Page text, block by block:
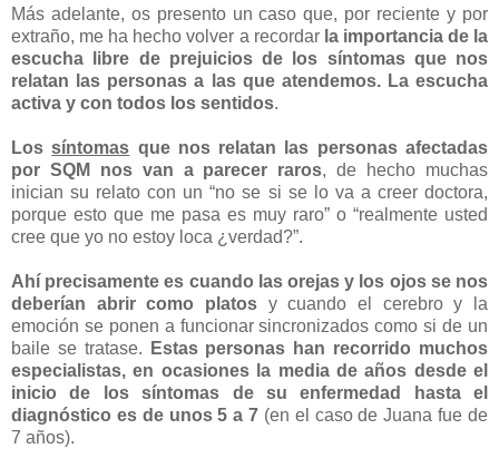
Más adelante, os presento un caso que, por reciente y por
extraño, me ha hecho volver a recordar la importancia de la
escucha libre de prejuicios de los síntomas que nos
relatan las personas a las que atendemos. La escucha
activa y con todos los sentidos.
Lossíntomas que nos relatan las personas afectadas
por SQM nos van a parecer raros, de hecho muchas
inician su relato con un “no se si se lo va a creer doctora,
porque esto que me pasa es muy raro” o “realmente usted
cree que yo no estoy loca ¿verdad?”.
Ahí precisamente es cuando las orejas y los ojos se nos
deberían abrir como platos y cuando el cerebro y la
emoción se ponen a funcionar sincronizados como si de un
baile se tratase.
Estas personas han recorrido muchos
especialistas, en ocasiones la media de años desde el
inicio de los síntomas de su enfermedad hasta el
diagnóstico es de unos 5 a 7 (en el caso de Juana fue de
7 años).